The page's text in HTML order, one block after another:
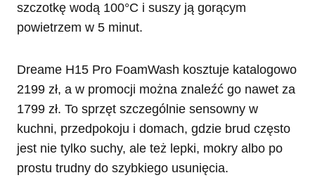
szczotkę wodą 100°C i suszy ją gorącym
powietrzem w 5 minut.
Dreame H15 Pro FoamWash kosztuje katalogowo
2199 zł, a w promocji można znaleźć go nawet za
1799 zł. To sprzęt szczególnie sensowny w
kuchni, przedpokoju i domach, gdzie brud często
jest nie tylko suchy, ale też lepki, mokry albo po
prostu trudny do szybkiego usunięcia.